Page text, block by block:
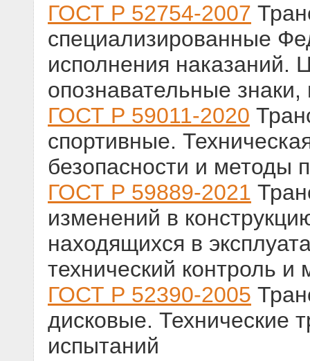
ГОСТ Р 52754-2007
специализированные
исполнения наказаний.
опознавательные
ГОСТ Р 59011-2020
спортивные.
безопасности и методы
ГОСТ Р 59889-2021
изменений в
находящихся в
технический контроль
ГОСТ Р 52390-2005
дисковые. Технические
испытаний